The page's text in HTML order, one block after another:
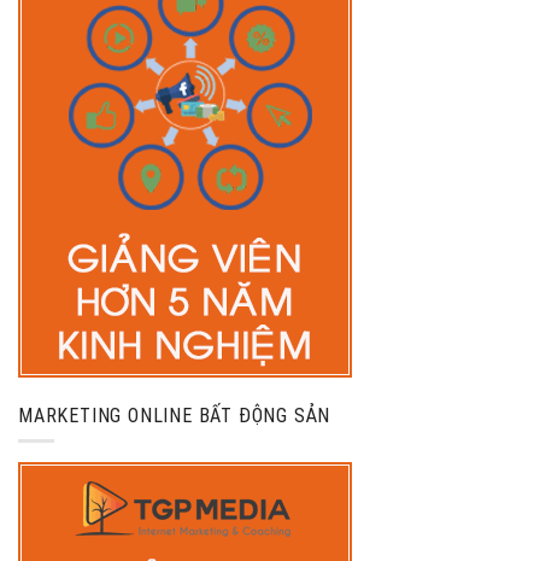
MARKETING ONLINE BẤT ĐỘNG SẢN